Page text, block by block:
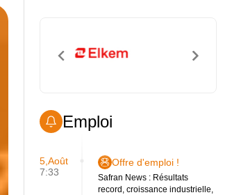
Emploi
5,Août
7:33
Offre d'emploi !
Safran News : Résultats
record, croissance industrielle,